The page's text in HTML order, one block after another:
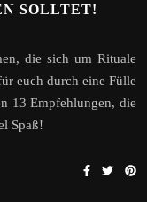
SOLLTET!
die sich um Rituale
euch durch eine Fülle
13 Empfehlungen, die
Spaß!